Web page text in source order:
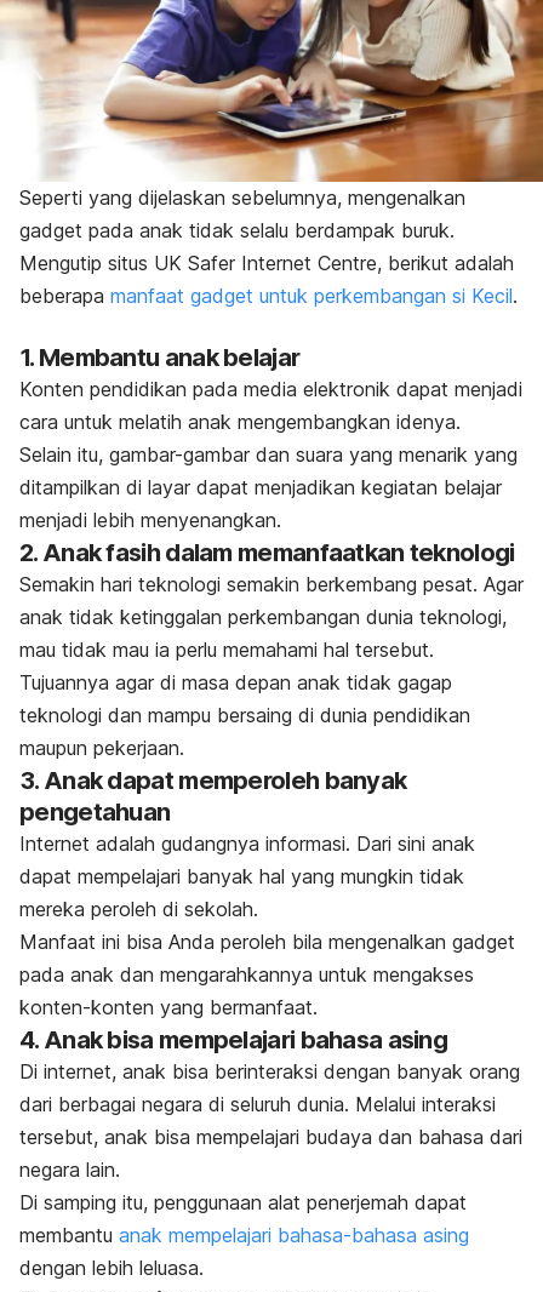
Seperti yang dijelaskan sebelumnya, mengenalkan
gadget pada anak tidak selalu berdampak buruk.
Mengutip situs UK Safer Internet Centre, berikut adalah
beberapa manfaat gadget untuk perkembangan si Kecil.
1. Membantu anak belajar
Konten pendidikan pada media elektronik dapat menjadi
cara untuk melatih anak mengembangkan idenya.
Selain itu, gambar-gambar dan suara yang menarik yang
ditampilkan di layar dapat menjadikan kegiatan belajar
menjadi lebih menyenangkan.
2. Anak fasih dalam memanfaatkan teknologi
Semakin hari teknologi semakin berkembang pesat. Agar
anak tidak ketinggalan perkembangan dunia teknologi,
mau tidak mau ia perlu memahami hal tersebut.
Tujuannya agar di masa depan anak tidak gagap
teknologi dan mampu bersaing di dunia pendidikan
maupun pekerjaan.
3. Anak dapat memperoleh banyak
pengetahuan
Internet adalah gudangnya informasi. Dari sini anak
dapat mempelajari banyak hal yang mungkin tidak
mereka peroleh di sekolah.
Manfaat ini bisa Anda peroleh bila mengenalkan gadget
pada anak dan mengarahkannya untuk mengakses
konten-konten yang bermanfaat.
4. Anak bisa mempelajari bahasa asing
Di internet, anak bisa berinteraksi dengan banyak orang
dari berbagai negara di seluruh dunia. Melalui interaksi
tersebut, anak bisa mempelajari budaya dan bahasa dari
negara lain.
Di samping itu, penggunaan alat penerjemah dapat
membantu anak mempelajari bahasa-bahasa asing
dengan lebih leluasa.